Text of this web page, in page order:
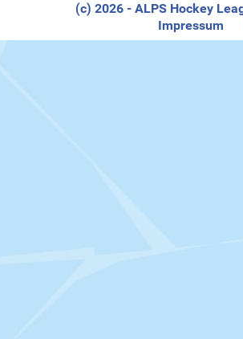
(c) 2026 - ALPS Hockey
Impressum